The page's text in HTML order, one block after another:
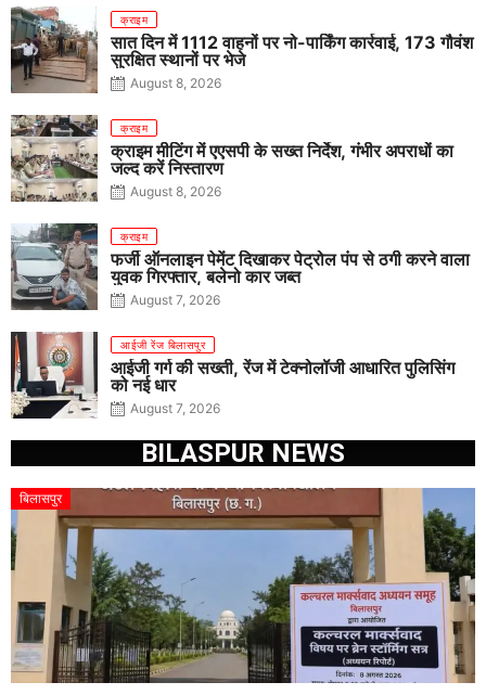
क्राइम
सात दिन में 1112 वाहनों पर नो-पार्किंग कार्रवाई, 173 गौवंश
सुरक्षित स्थानों पर भेजे
August 8, 2026
क्राइम
क्राइम मीटिंग में एएसपी के सख्त निर्देश, गंभीर अपराधों का
जल्द करें निस्तारण
August 8, 2026
क्राइम
फर्जी ऑनलाइन पेमेंट दिखाकर पेट्रोल पंप से ठगी करने वाला
युवक गिरफ्तार, बलेनो कार जब्त
August 7, 2026
आईजी रेंज बिलासपुर
आईजी गर्ग की सख्ती, रेंज में टेक्नोलॉजी आधारित पुलिसिंग
को नई धार
August 7, 2026
BILASPUR NEWS
बिलासपुर